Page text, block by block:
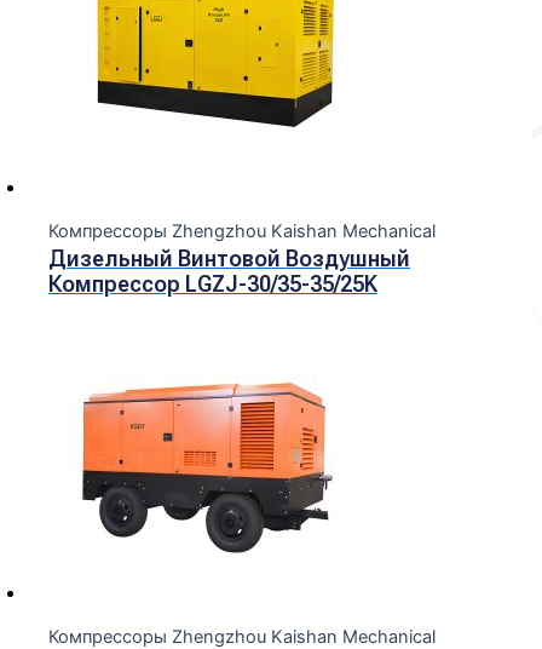
Компрессоры Zhengzhou Kaishan Mechanical
Дизельный Винтовой Воздушный
Компрессор LGZJ-30/35-35/25K
Компрессоры Zhengzhou Kaishan Mechanical